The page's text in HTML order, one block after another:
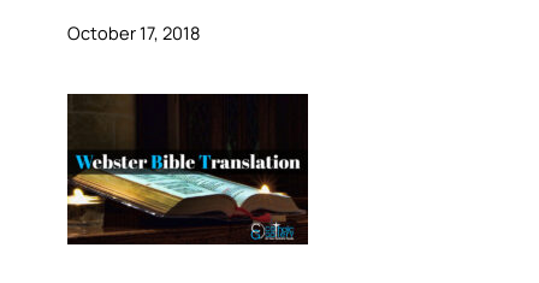
October 17, 2018